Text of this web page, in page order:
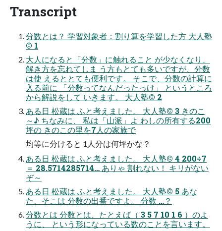
Transcript
分数とは？ 学習対象者：割り算を学習した方 大人塾
© 1
大人になると「分数」に触れること が少なくなり、
解き方を忘れてしま う方もとても多いですが、分数
は使 えるととても便利です。 そこで、分数の計算に
入る前に 「分数ってなんだったっけ」 というところ
から解説をして いきます。 大人塾© 2
ある日 松蔵は ふと考えました。 大人塾© 3 きのこ
～♪ ちなみに、 私は「山派」よ わしの所有する200
坪の きのこの里を7人の家族で
均等に分けると 1人分は何坪かな？
ある日 松蔵は ふと考えました。 大人塾© 4 200÷7
＝ 28.5714285714… ありゃ 割れない！ キリがない
ぞ～
ある日 松蔵は ふと考えました。 大人塾© 5 あな
た、そこは 分数の出番ですよ。 分数 …？
分数とは 分数とは、たとえば（ 3 5 7 10 1 6 ）のよ
うに、 という形になっている数のことを言います。